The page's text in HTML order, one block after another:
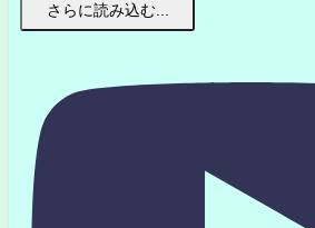
さらに読み込む...